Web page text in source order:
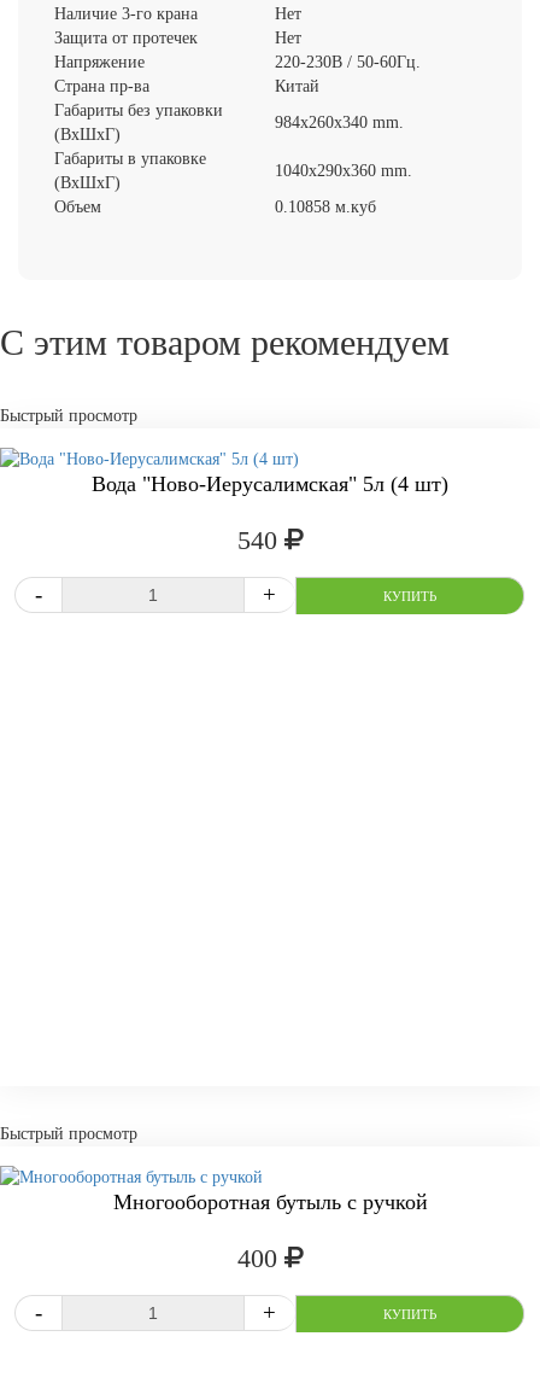
Наличие 3-го крана
Нет
Защита от протечек
Нет
Напряжение
220-230В / 50-60Гц.
Страна пр-ва
Китай
Габариты без упаковки
(ВxШxГ)
984x260x340 mm.
Габариты в упаковке
(ВxШxГ)
1040x290x360 mm.
Объем
0.10858 м.куб
С этим товаром рекомендуем
Быстрый просмотр
Вода "Ново-Иерусалимская" 5л (4 шт)
540
Быстрый просмотр
Многооборотная бутыль с ручкой
400